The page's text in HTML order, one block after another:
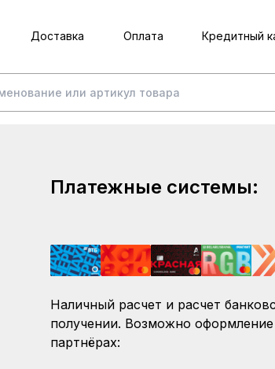
Доставка Оплата Кредитный
Платежные системы:
Наличный расчет и расчет
получении. Возможно
партнёрах: